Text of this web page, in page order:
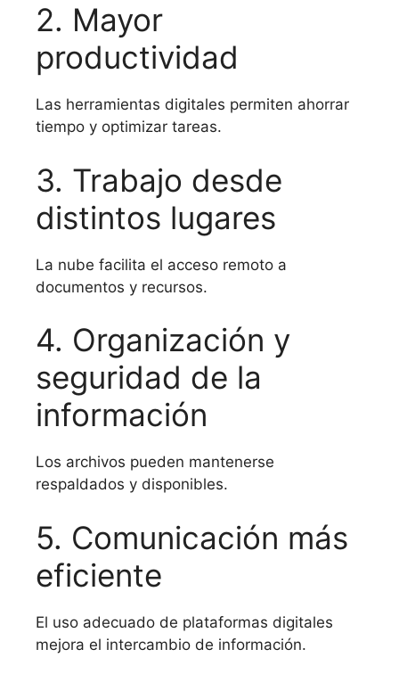
2. Mayor
productividad
Las herramientas digitales permiten ahorrar
tiempo y optimizar tareas.
3. Trabajo desde
distintos lugares
La nube facilita el acceso remoto a
documentos y recursos.
4. Organización y
seguridad de la
información
Los archivos pueden mantenerse
respaldados y disponibles.
5. Comunicación más
eficiente
El uso adecuado de plataformas digitales
mejora el intercambio de información.